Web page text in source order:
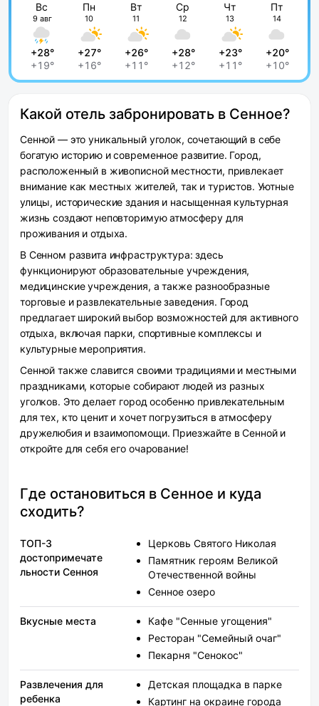
Вс
9 авг
+28°
+19°
Пн
10
+27°
+16°
Вт
11
+26°
+11°
Ср
12
+28°
+12°
Чт
13
+23°
+11°
Пт
14
+20°
+10°
Какой отель забронировать в Сенное?
Сенной — это уникальный уголок, сочетающий в себе
богатую историю и современное развитие. Город,
расположенный в живописной местности, привлекает
внимание как местных жителей, так и туристов. Уютные
улицы, исторические здания и насыщенная культурная
жизнь создают неповторимую атмосферу для
проживания и отдыха.
В Сенном развита инфраструктура: здесь
функционируют образовательные учреждения,
медицинские учреждения, а также разнообразные
торговые и развлекательные заведения. Город
предлагает широкий выбор возможностей для активного
отдыха, включая парки, спортивные комплексы и
культурные мероприятия.
Сенной также славится своими традициями и местными
праздниками, которые собирают людей из разных
уголков. Это делает город особенно привлекательным
для тех, кто ценит и хочет погрузиться в атмосферу
дружелюбия и взаимопомощи. Приезжайте в Сенной и
откройте для себя его очарование!
Где остановиться в Сенное и куда
сходить?
ТОП-3
достопримечате
льности Сенноя
Церковь Святого Николая
Памятник героям Великой
Отечественной войны
Сенное озеро
Вкусные места
Кафе "Сенные угощения"
Ресторан "Семейный очаг"
Пекарня "Сенокос"
Развлечения для
ребенка
Детская площадка в парке
Картинг на окраине города